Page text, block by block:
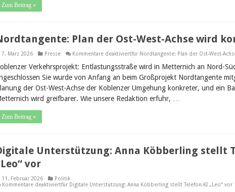
Zum Beitrag »
Plan der Ost-West-Achse wird
7. März 2026 Presse Kommentare deaktiviertfür Nordtangente: Plan der Ost-West-
Verkehrsprojekt: Entlastungsstraße wird in Metternich an Nord-
Sie wurde von Anfang an beim Großprojekt Nordtangente
der Ost-West-Achse der Koblenzer Umgehung konkreter, und ein
wird greifbarer. Wie unsere Redaktion erfuhr, …
Zum Beitrag »
Unterstützung: Anna Köbberling stellt
vor
11. Februar 2026
Politik
Kommentare deaktiviertfür Digitale Unterstützung: Anna Köbberling stellt Telefon-KI „Leo“ vor